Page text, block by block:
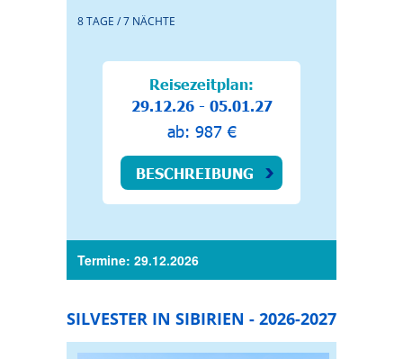
8 TAGE / 7 NÄCHTE
Reisezeitplan:
29.12.26 - 05.01.27
ab: 987 €
BESCHREIBUNG
Termine: 29.12.2026
SILVESTER IN SIBIRIEN - 2026-2027